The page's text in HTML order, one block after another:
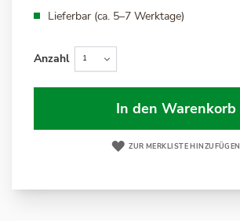
Lieferbar (ca. 5–7 Werktage)
Anzahl
In den Warenkorb
ZUR MERKLISTE HINZUFÜGEN